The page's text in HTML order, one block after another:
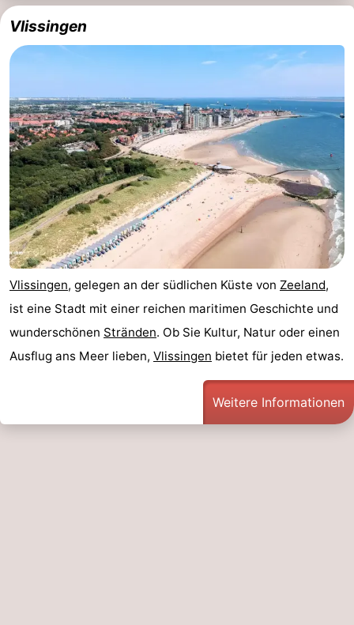
Vlissingen
Vlissingen, gelegen an der südlichen Küste von Zeeland,
ist eine Stadt mit einer reichen maritimen Geschichte und
wunderschönen Stränden. Ob Sie Kultur, Natur oder einen
Ausflug ans Meer lieben, Vlissingen bietet für jeden etwas.
Weitere Informationen